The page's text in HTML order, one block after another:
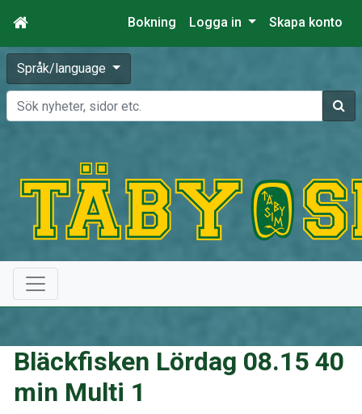
Bokning Logga in Skapa konto
Språk/language
Sök
Bläckfisken Lördag 08.15 40
min Multi 1